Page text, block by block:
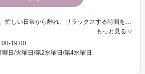
VARIEは心地よい空間で、忙しい日常から離れ、リラックスする時間を提供します。ネイルに熟練したスタッフがお客様一人ひとりの手元を丁寧に美しく整えます。多様な年齢層に対応しており、お子様連れでも安心してご来店いただけます。駐車場完備のため、車でのアクセスも快適です。お支払い方法も多様で、クレジットカードや電子マネーを利用可能なので、お買い物もスムーズ。VARIEで過ごす時間は心と体を癒し、自分自身を輝かせる特別なひと時です。自分のスタイルを新たに彩るチャンスをお楽しみください。
もっと見る
19:00
日/火曜日/第2水曜日/第4水曜日